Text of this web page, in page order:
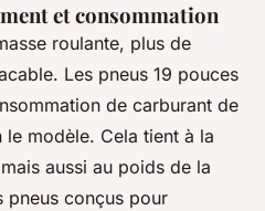
et consommation
roulante, plus de
Les pneus 19 pouces
de carburant de
le modèle. Cela tient à la
aussi au poids de la
pneus conçus pour